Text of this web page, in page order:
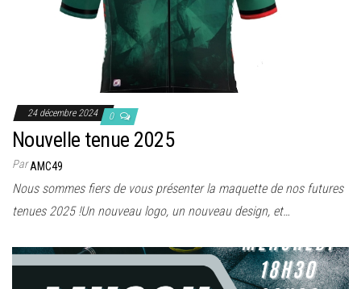
24 décembre 2024 0
Nouvelle tenue 2025
ParAMC49
Nous sommes fiers de vous présenter la maquette de nos futures
tenues 2025 !Un nouveau logo, un nouveau design, et…